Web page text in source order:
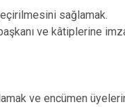
sağlamak.
ve kâtiplerine
ve encümen